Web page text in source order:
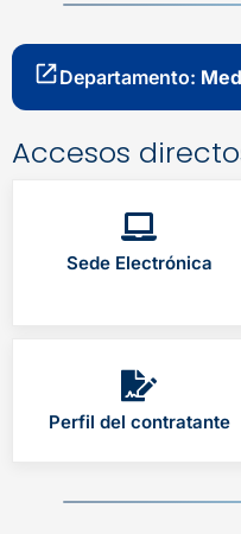
Departamento:
Accesos
Sede Electrónica
Perfil del contratante